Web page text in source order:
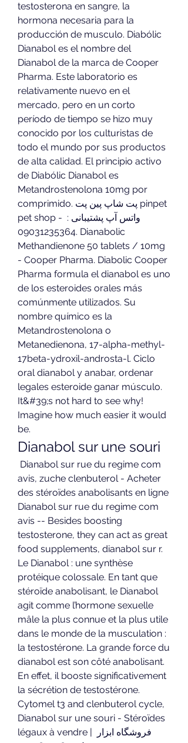
testosterona en sangre, la
hormona necesaria para la
producción de musculo. Diabólic
Dianabol es el nombre del
Dianabol de la marca de Cooper
Pharma. Este laboratorio es
relativamente nuevo en el
mercado, pero en un corto
período de tiempo se hizo muy
conocido por los culturistas de
todo el mundo por sus productos
de alta calidad. El principio activo
de Diabólic Dianabol es
Metandrostenolona 10mg por
comprimido. پت شاپ پین پت pinpet
pet shop - واتس آپ پشتیبانی :
09031235364. Dianabolic
Methandienone 50 tablets / 10mg
- Cooper Pharma. Diabolic Cooper
Pharma formula el dianabol es uno
de los esteroides orales más
comúnmente utilizados. Su
nombre químico es la
Metandrostenolona o
Metanedienona, 17-alpha-methyl-
17beta-ydroxil-androsta-l. Ciclo
oral dianabol y anabar, ordenar
legales esteroide ganar músculo.
It&#39;s not hard to see why!
Imagine how much easier it would
be.
Dianabol sur une souri
avis, zuche clenbuterol - Acheter
des stéroïdes anabolisants en ligne
Dianabol sur rue du regime com
avis -- Besides boosting
testosterone, they can act as great
food supplements, dianabol sur r.
Le Dianabol : une synthèse
protéique colossale. En tant que
stéroïde anabolisant, le Dianabol
agit comme l’hormone sexuelle
mâle la plus connue et la plus utile
dans le monde de la musculation :
la testostérone. La grande force du
dianabol est son côté anabolisant.
En effet, il booste significativement
la sécrétion de testostérone.
Cytomel t3 and clenbuterol cycle,
Dianabol sur une souri - Stéroïdes
légaux à vendre | فروشگاه ابزار